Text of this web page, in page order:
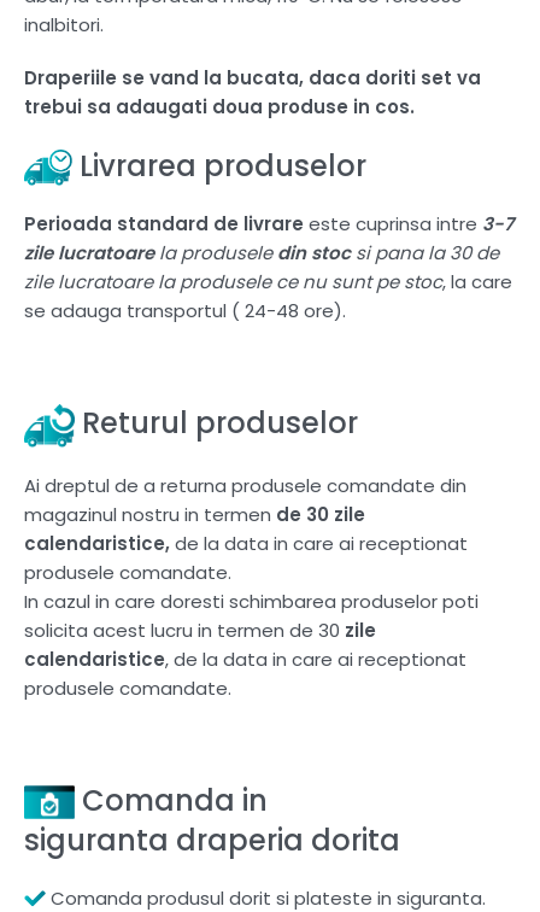
inalbitori.
Draperiile se vand la bucata, daca doriti set va
trebui sa adaugati doua produse in cos.
Livrarea produselor
Perioada standard de livrare este cuprinsa intre 3-7
zile lucratoarela produseledin stocsi pana la 30 de
zile lucratoare la produsele ce nu sunt pe stoc, la care
se adauga transportul ( 24-48 ore).
Returul produselor
Ai dreptul de a returna produsele comandate din
magazinul nostru in termen de 30 zile
calendaristice,de la data in care ai receptionat
produsele comandate.
In cazul in care doresti schimbarea produselor poti
solicita acest lucru in termen de 30 zile
calendaristice, de la data in care ai receptionat
produsele comandate.
Comanda in
siguranta draperia dorita
Comanda produsul dorit si plateste in siguranta.